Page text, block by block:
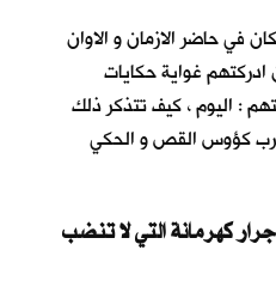
في حاضر الازمان و الاوان
غواية حكايات
: اليوم ، كيف تتذكر ذلك
شرب كؤوس القص و الحكي
كهرمانة التي لا تنضب